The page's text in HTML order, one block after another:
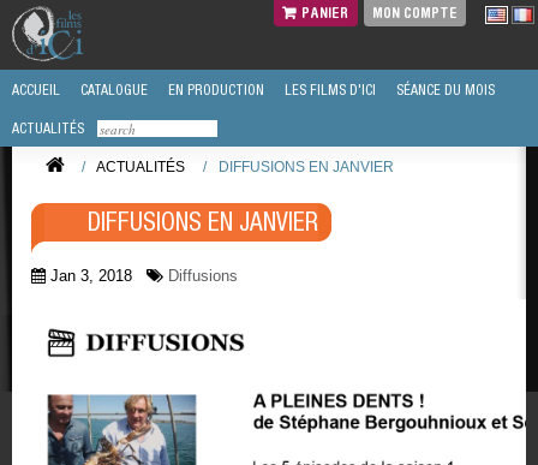
PANIER MON COMPTE
ACCUEIL CATALOGUE EN PRODUCTION LES FILMS D'ICI SÉANCE DU MOIS
ACTUALITÉS
/ ACTUALITÉS / DIFFUSIONS EN JANVIER
DIFFUSIONS EN JANVIER
Jan 3, 2018 Diffusions